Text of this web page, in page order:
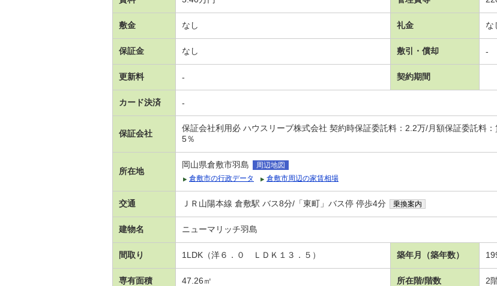
敷金 なし 礼金 な
保証金 なし 敷引・償却 -
更新料 - 契約期間
カード決済 -
保証会社
保証会社利用必 ハウスリーブ株式会社 契約時保証委託料：2.2万/月額保証委託料
5％
所在地
岡山県倉敷市羽島
周辺地図
倉敷市の行政データ
倉敷市周辺の家賃相場
交通 ＪＲ山陽本線 倉敷駅 バス8分/「東町」バス停 停歩4分 乗換案内
建物名 ニューマリッチ羽島
間取り 1LDK（洋６．０ ＬＤＫ１３．５） 築年月（築年数）
専有面積 47.26㎡ 所在階/階数 2